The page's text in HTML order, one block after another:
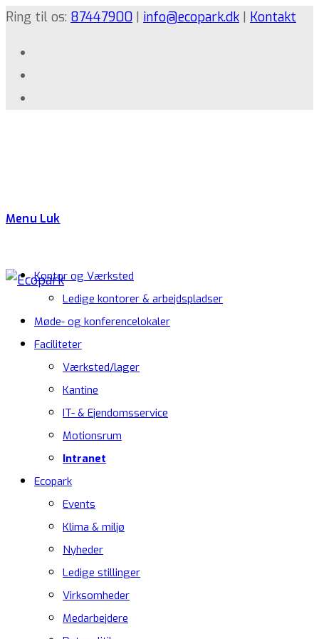
Ring til os: 87447900 | info@ecopark.dk | Kontakt
Menu Luk
Kontor og Værksted
Ledige kontorer & arbejdspladser
Møde- og konferencelokaler
Faciliteter
Værksted/lager
Kantine
IT- & Ejendomsservice
Motionsrum
Intranet
Ecopark
Events
Klima & miljø
Nyheder
Ledige stillinger
Virksomheder
Medarbejdere